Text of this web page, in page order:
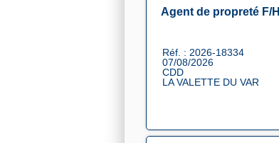
Agent de propreté F/H
Réf. : 2026-18334
07/08/2026
CDD
LA VALETTE DU VAR